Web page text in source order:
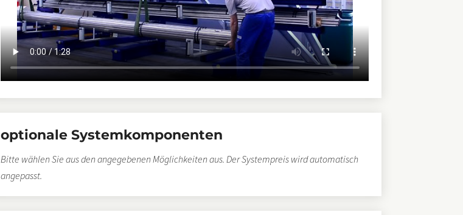
optionale Systemkomponenten
Bitte wählen Sie aus den angegebenen Möglichkeiten aus. Der Systempreis wird automatisch
angepasst.